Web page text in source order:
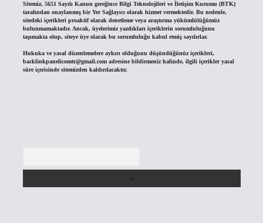
Sitemiz, 5651 Sayılı Kanun gereğince Bilgi Teknolojileri ve İletişim Kurumu (BTK)
tarafından onaylanmış bir Yer Sağlayıcı olarak hizmet vermektedir. Bu nedenle,
sitedeki içerikleri proaktif olarak denetleme veya araştırma yükümlülüğümüz
bulunmamaktadır. Ancak, üyelerimiz yazdıkları içeriklerin sorumluluğunu
taşımakta olup, siteye üye olarak bu sorumluluğu kabul etmiş sayılırlar.
Hukuka ve yasal düzenlemelere aykırı olduğunu düşündüğünüz içerikleri,
backlinkpanelicomtr@gmail.comadresine bildirmeniz halinde, ilgili içerikler yasal
süre içerisinde sitemizden kaldırılacaktır.